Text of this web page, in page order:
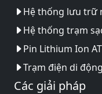
Hệ thống lưu trữ
Hệ thống trạm
Pin Lithium Ion
Trạm điện di động
Các giải pháp